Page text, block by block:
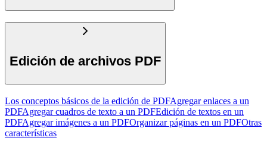
Edición de archivos PDF
Los conceptos básicos de la edición de PDFAgregar enlaces a un
PDFAgregar cuadros de texto a un PDFEdición de textos en un
PDFAgregar imágenes a un PDFOrganizar páginas en un PDFOtras
características